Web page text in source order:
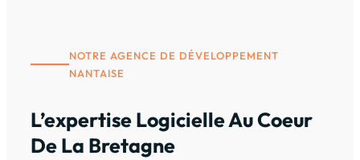
NOTRE AGENCE DE DÉVELOPPEMENT
NANTAISE
L’expertise Logicielle Au Coeur
De La Bretagne